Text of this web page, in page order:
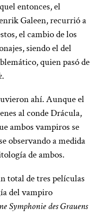
entonces, el
Galeen, recurrió a
el cambio de los
siendo el del
quien pasó de
.
ahí. Aunque el
al conde Drácula,
ambos vampiros se
observando a medida
de ambos.
total de tres películas
del vampiro
Symphonie des Grauens